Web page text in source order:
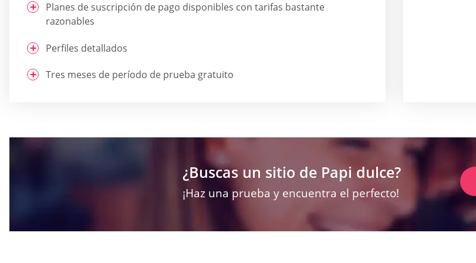
Planes de suscripción de pago disponibles con tarifas bastante
razonables
Perfiles detallados
Tres meses de período de prueba gratuito
¿Buscas un sitio de Papi dulce?
¡Haz una prueba y encuentra el perfecto!